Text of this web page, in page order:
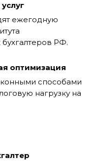
ежегодную
РФ.
оптимизация
способами
нагрузку на